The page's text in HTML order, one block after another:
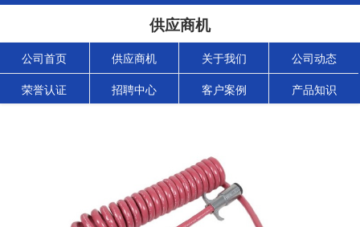
供应商机
公司首页 供应商机 关于我们 公司动态
荣誉认证 招聘中心 客户案例 产品知识